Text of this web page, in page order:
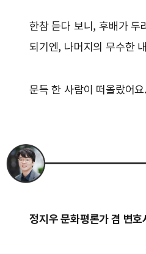
한참 듣다 보니, 후배가 두
되기엔, 나머지의 무수한
문득 한 사람이 떠올랐어
정지우 문화평론가 겸 변호